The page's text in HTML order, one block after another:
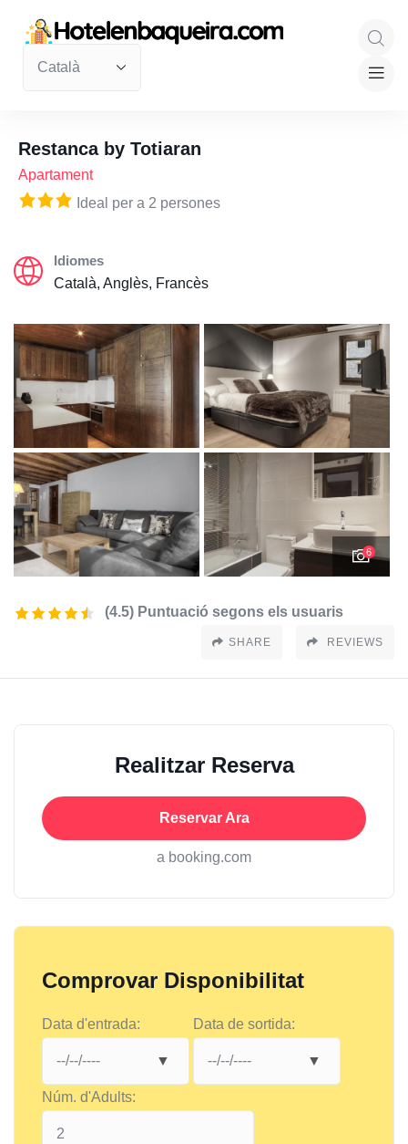
Restanca by Totiaran
Apartament
Ideal per a 2 persones
Idiomes
Català, Anglès, Francès
6
(4.5) Puntuació segons els usuaris
SHARE REVIEWS
Realitzar Reserva
Reservar Ara
a booking.com
Comprovar Disponibilitat
Data d'entrada: Data de sortida:
Núm. d'Adults: